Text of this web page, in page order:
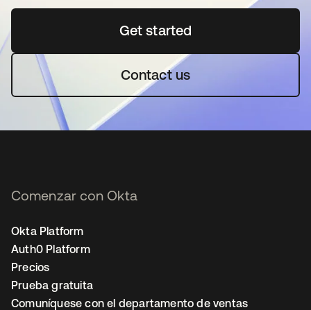
Get startedse abre en una pestaña
Contact us
Comenzar con Okta
Okta Platform
Auth0 Platform
Precios
Prueba gratuita
Comuníquese con el departamento de ventas